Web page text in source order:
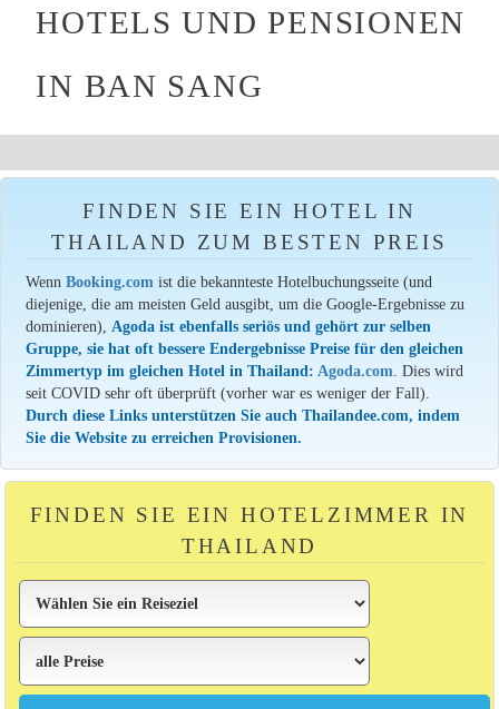
HOTELS UND PENSIONEN
IN BAN SANG
FINDEN SIE EIN HOTEL IN
THAILAND ZUM BESTEN PREIS
WennBooking.comist die bekannteste Hotelbuchungsseite (und
diejenige, die am meisten Geld ausgibt, um die Google-Ergebnisse zu
dominieren),Agoda ist ebenfalls seriös und gehört zur selben
Gruppe, sie hat oft bessere Endergebnisse Preise für den gleichen
Zimmertyp im gleichen Hotel in Thailand:Agoda.com. Dies wird
seit COVID sehr oft überprüft (vorher war es weniger der Fall).
Durch diese Links unterstützen Sie auch Thailandee.com, indem
Sie die Website zu erreichen Provisionen.
FINDEN SIE EIN HOTELZIMMER IN
THAILAND